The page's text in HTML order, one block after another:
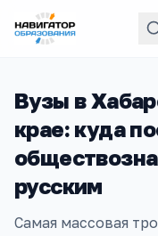
Вузы в
крае: куда
русским
Самая массовая